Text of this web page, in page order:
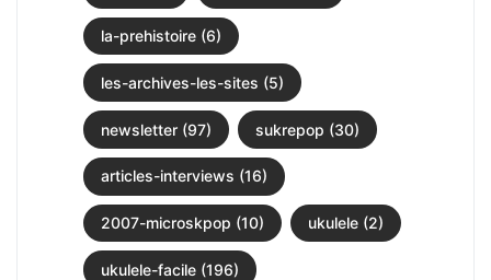
la-prehistoire (6)
les-archives-les-sites (5)
newsletter (97) sukrepop (30)
articles-interviews (16)
2007-microskpop (10) ukulele (2)
ukulele-facile (196)